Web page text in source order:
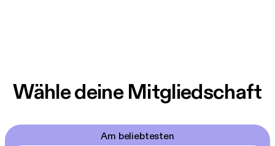
Wähle deine Mitgliedschaft
Am beliebtesten